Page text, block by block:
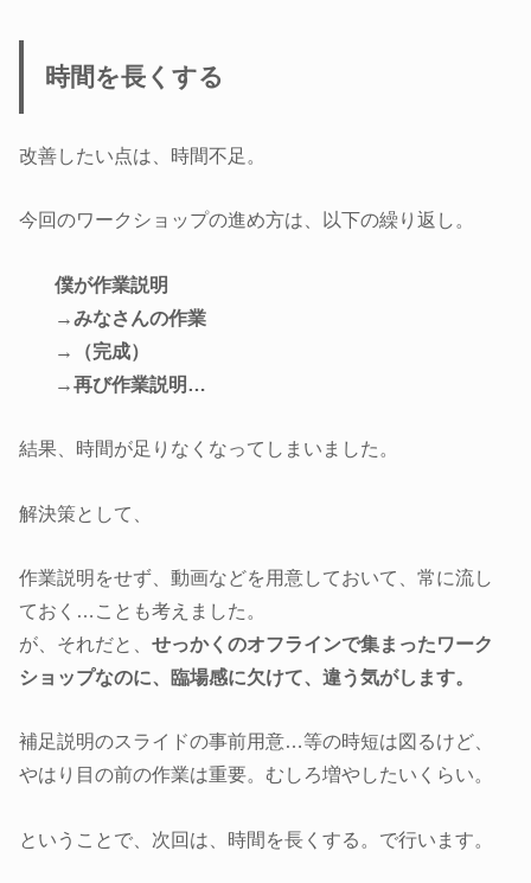
時間を長くする
改善したい点は、時間不足。
今回のワークショップの進め方は、以下の繰り返し。
僕が作業説明
→みなさんの作業
→（完成）
→再び作業説明…
結果、時間が足りなくなってしまいました。
解決策として、
作業説明をせず、動画などを用意しておいて、常に流し
ておく…ことも考えました。
が、それだと、せっかくのオフラインで集まったワーク
ショップなのに、臨場感に欠けて、違う気がします。
補足説明のスライドの事前用意…等の時短は図るけど、
やはり目の前の作業は重要。むしろ増やしたいくらい。
ということで、次回は、時間を長くする。で行います。